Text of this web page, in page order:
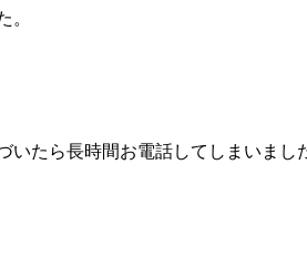
。
たら長時間お電話してしまいまし